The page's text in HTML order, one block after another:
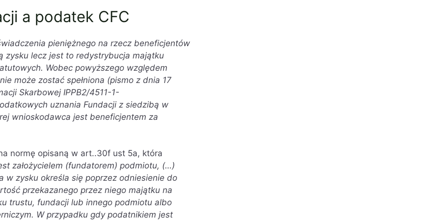
a podatek CFC
pieniężnego na rzecz beneficjentów
zysku lecz jest to redystrybucja majątku
Wobec powyższego względem
może zostać spełniona (pismo z dnia 17
Skarbowej IPPB2/4511-1-
uznania Fundacji z siedzibą w
wnioskodawca jest beneficjentem za
normę opisaną w art..30f ust 5a, która
założycielem (fundatorem) podmiotu, (…)
w zysku określa się poprzez odniesienie do
przekazanego przez niego majątku na
trustu, fundacji lub innego podmiotu albo
W przypadku gdy podatnikiem jest